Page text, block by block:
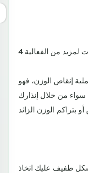
لمزيد من الفعالية
إنقاص الوزن، فهو
سواء من خلال إنذارك
طفيف عليك اتخاذ